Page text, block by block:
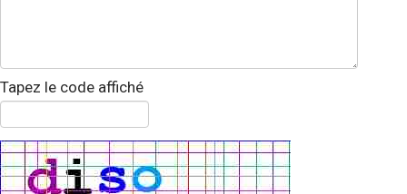
Tapez le code affiché